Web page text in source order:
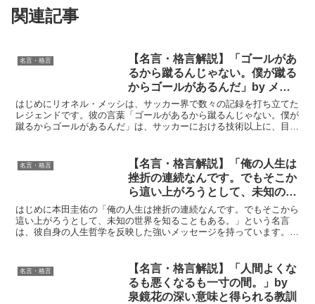
関連記事
名言・格言
【名言・格言解説】「ゴールがあ
るから蹴るんじゃない。僕が蹴る
からゴールがあるんだ」by メッ
シの深い意味と得られる教訓
はじめにリオネル・メッシは、サッカー界で数々の記録を打ち立てた
レジェンドです。彼の言葉「ゴールがあるから蹴るんじゃない。僕が
蹴るからゴールがあるんだ」は、サッカーにおける技術以上に、目標
名言・格言
【名言・格言解説】「俺の人生は
挫折の連続なんです。でもそこか
ら這い上がろうとして、未知の世
界を知ることもある。」 by 本田
圭佑の深い意味と得られる教訓
はじめに本田圭佑の「俺の人生は挫折の連続なんです。でもそこから
這い上がろうとして、未知の世界を知ることもある。」という名言
は、彼自身の人生哲学を反映した強いメッセージを持っています。こ
名言・格言
【名言・格言解説】「人間よくな
るも悪くなるも一寸の間。」by
泉鏡花の深い意味と得られる教訓